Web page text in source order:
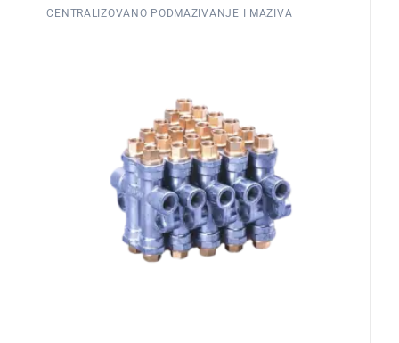
CENTRALIZOVANO PODMAZIVANJE I MAZIVA